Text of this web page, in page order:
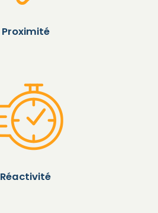
Proximité
Réactivité